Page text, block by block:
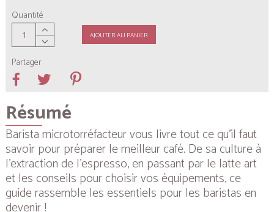
Quantité
AJOUTER AU PANIER
Partager
Résumé
Barista microtorréfacteur vous livre tout ce qu’il faut
savoir pour préparer le meilleur café. De sa culture à
l’extraction de l’espresso, en passant par lelatte art
et les conseils pour choisir vos équipements, ce
guide rassemble les essentiels pour les baristas en